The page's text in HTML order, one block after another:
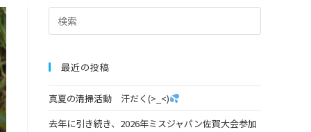
最近の投稿
真夏の清掃活動 汗だく(>_<)
去年に引き続き、2026年ミスジャパン佐賀大会参加